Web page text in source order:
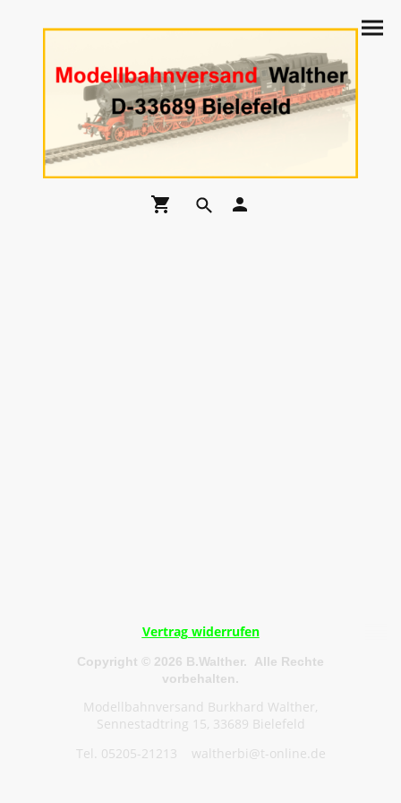
Vertrag widerrufen
Copyright © 2026 B.Walther. Alle Rechte
vorbehalten.
Modellbahnversand Burkhard Walther,
Sennestadtring 15, 33689 Bielefeld
Tel. 05205-21213 waltherbi@t-online.de